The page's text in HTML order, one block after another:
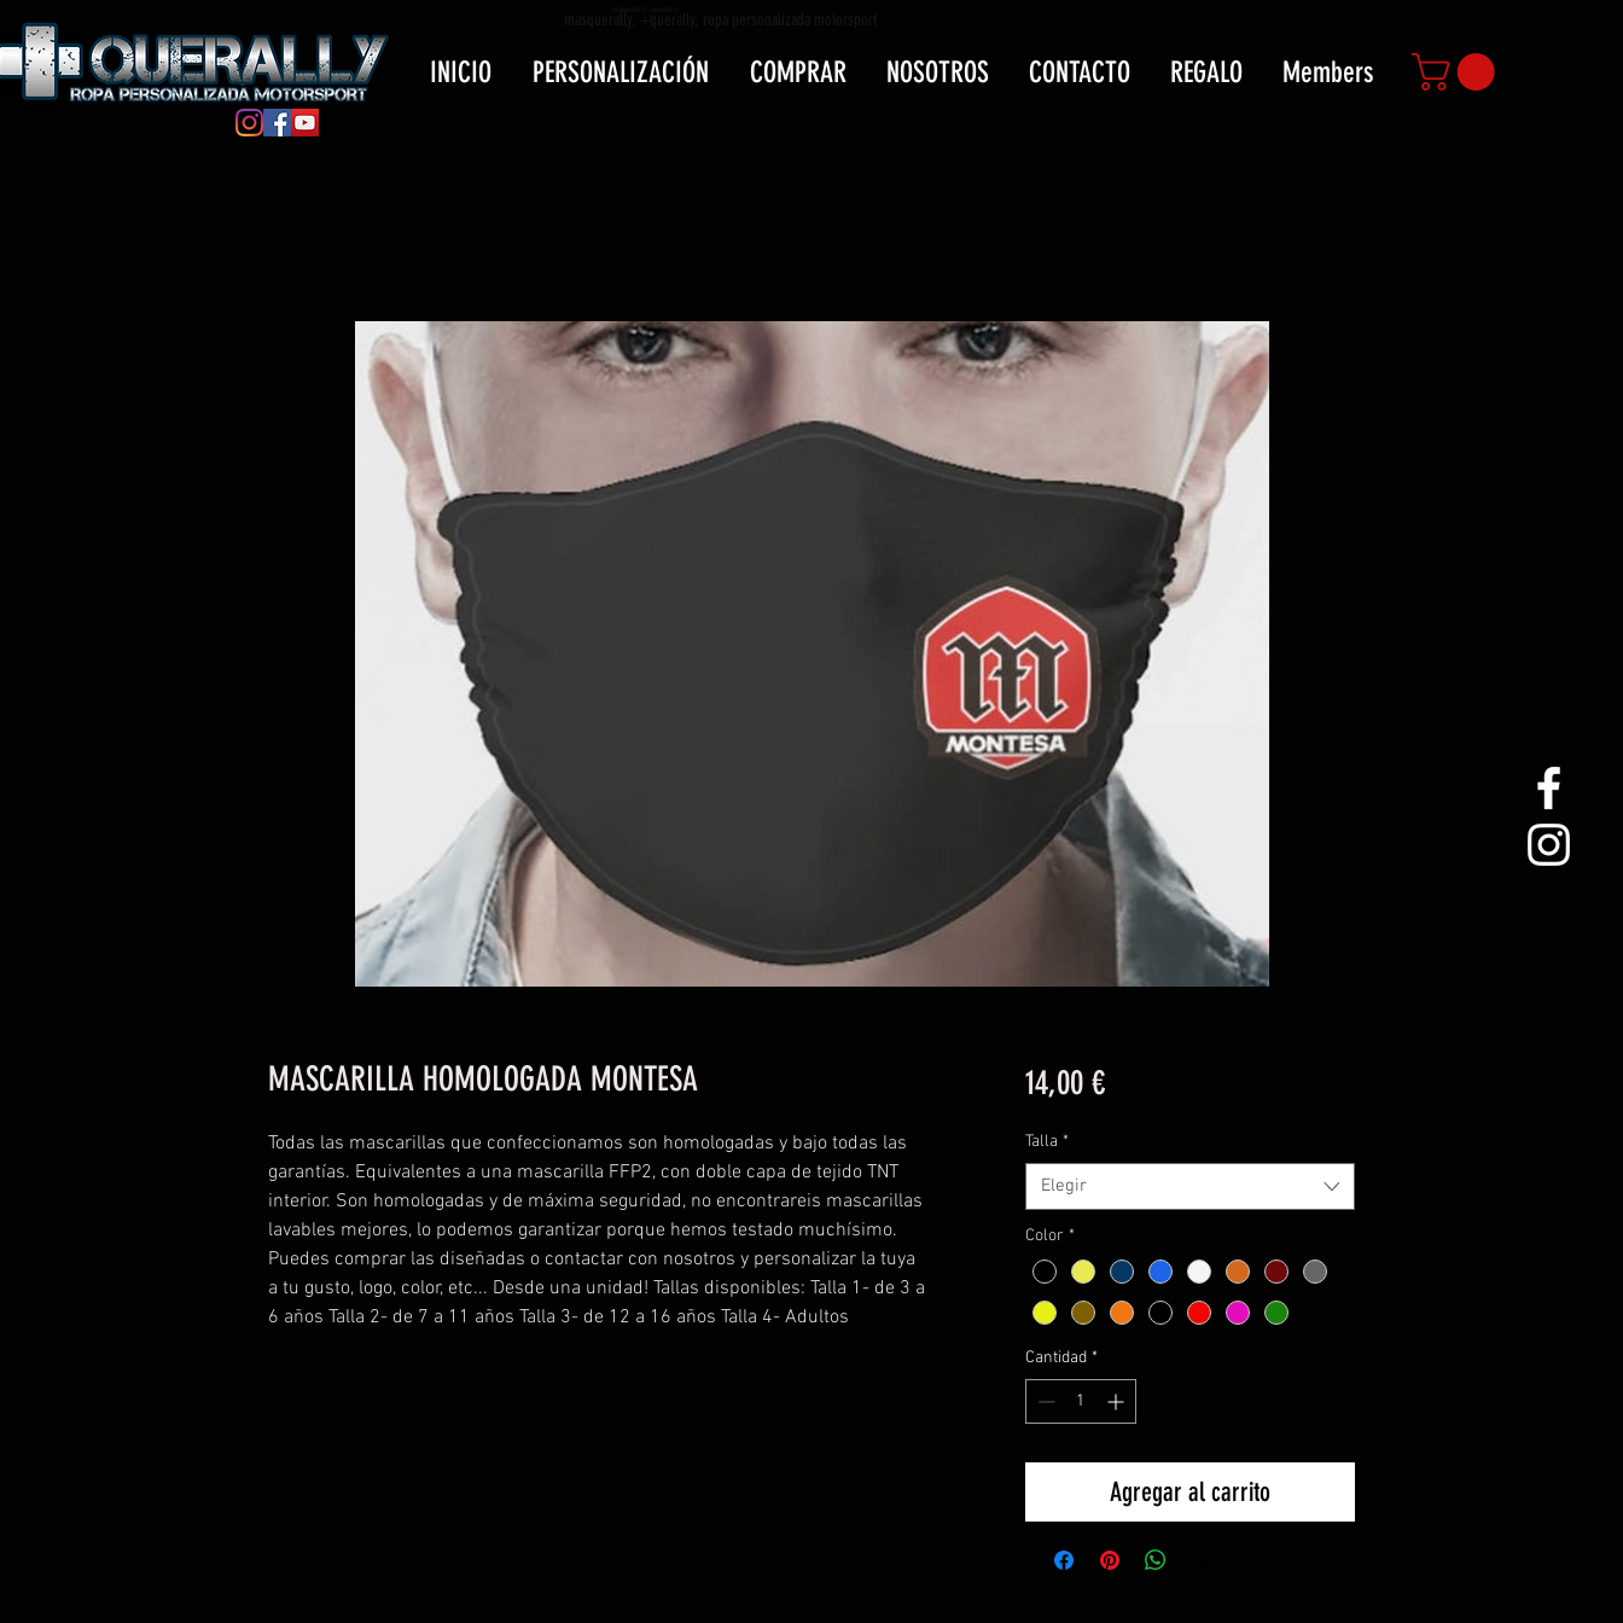
INICIO PERSONALIZACIÓN COMPRAR NOSOTROS CONTACTO REGALO Members
MASCARILLA HOMOLOGADA MONTESA
Todas las mascarillas que confeccionamos son homologadas y bajo todas las
garantías. Equivalentes a una mascarilla FFP2, con doble capa de tejido TNT
interior. Son homologadas y de máxima seguridad, no encontrareis mascarillas
lavables mejores, lo podemos garantizar porque hemos testado muchísimo.
Puedes comprar las diseñadas o contactar con nosotros y personalizar la tuya
a tu gusto, logo, color, etc... Desde una unidad! Tallas disponibles: Talla 1- de 3 a
6 años Talla 2- de 7 a 11 años Talla 3- de 12 a 16 años Talla 4- Adultos
14,00 €Precio
Talla *
Elegir
Color *
Cantidad *
Agregar al carrito